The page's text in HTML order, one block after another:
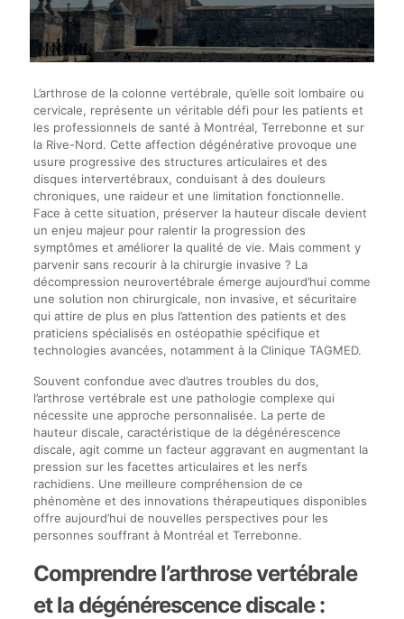
L’arthrose de la colonne vertébrale, qu’elle soit lombaire ou
cervicale, représente un véritable défi pour les patients et
les professionnels de santé à Montréal, Terrebonne et sur
la Rive-Nord. Cette affection dégénérative provoque une
usure progressive des structures articulaires et des
disques intervertébraux, conduisant à des douleurs
chroniques, une raideur et une limitation fonctionnelle.
Face à cette situation, préserver la hauteur discale devient
un enjeu majeur pour ralentir la progression des
symptômes et améliorer la qualité de vie. Mais comment y
parvenir sans recourir à la chirurgie invasive ? La
décompression neurovertébrale émerge aujourd’hui comme
une solution non chirurgicale, non invasive, et sécuritaire
qui attire de plus en plus l’attention des patients et des
praticiens spécialisés en ostéopathie spécifique et
technologies avancées, notamment à la Clinique TAGMED.
Souvent confondue avec d’autres troubles du dos,
l’arthrose vertébrale est une pathologie complexe qui
nécessite une approche personnalisée. La perte de
hauteur discale, caractéristique de la dégénérescence
discale, agit comme un facteur aggravant en augmentant la
pression sur les facettes articulaires et les nerfs
rachidiens. Une meilleure compréhension de ce
phénomène et des innovations thérapeutiques disponibles
offre aujourd’hui de nouvelles perspectives pour les
personnes souffrant à Montréal et Terrebonne.
Comprendre l’arthrose vertébrale
et la dégénérescence discale :